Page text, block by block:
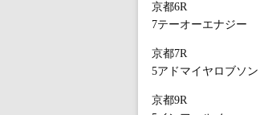
京都6R
7テーオーエナジー
京都7R
5アドマイヤロブソン
京都9R